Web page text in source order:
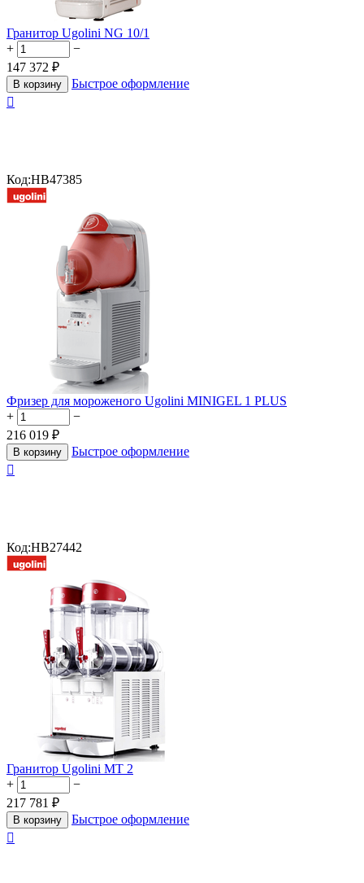
Гранитор Ugolini NG 10/1
+
−
147 372 ₽
В корзину
Быстрое оформление

Код:HB47385
Фризер для мороженого Ugolini MINIGEL 1 PLUS
+
−
216 019 ₽
В корзину
Быстрое оформление

Код:HB27442
Гранитор Ugolini MT 2
+
−
217 781 ₽
В корзину
Быстрое оформление
